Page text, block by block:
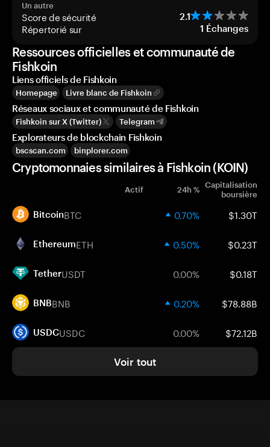
Un autre
Score de sécurité 2.1
Répertorié sur 1 Échanges
Ressources officielles et communauté de
Fishkoin
Liens officiels de Fishkoin
Homepage Livre blanc de Fishkoin
Réseaux sociaux et communauté de Fishkoin
Fishkoin sur X (Twitter) Telegram
Explorateurs de blockchain Fishkoin
bscscan.com binplorer.com
Cryptomonnaies similaires à Fishkoin (KOIN)
Actif 24h % Capitalisation
boursière
BitcoinBTC 0.70% $1.30T
EthereumETH 0.50% $0.23T
TetherUSDT 0.00% $0.18T
BNBBNB 0.20% $78.88B
USDCUSDC 0.00% $72.12B
Voir tout